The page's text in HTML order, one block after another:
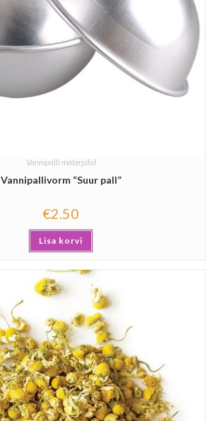
Vannipalli materjalid
Vannipallivorm “Suur pall”
€2.50
Lisa korvi